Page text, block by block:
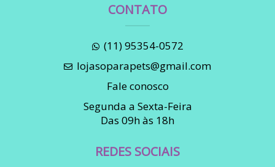
CONTATO
(11) 95354-0572
lojasoparapets@gmail.com
Fale conosco
Segunda a Sexta-Feira
Das 09h às 18h
REDES SOCIAIS